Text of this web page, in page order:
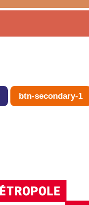
btn-secondary-1